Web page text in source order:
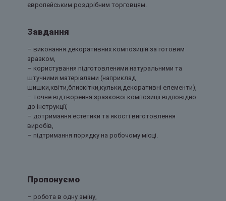
європейським роздрібним торговцям.
Завдання
– виконання декоративних композицій за готовим
зразком,
– користування підготовленими натуральними та
штучними матеріалами (наприклад
шишки,квіти,блискітки,кульки,декоративні елементи),
– точне відтворення зразкової композиції відповідно
до інструкції,
– дотримання естетики та якості виготовлення
виробів,
– підтримання порядку на робочому місці.
Пропонуємо
– робота в одну зміну,